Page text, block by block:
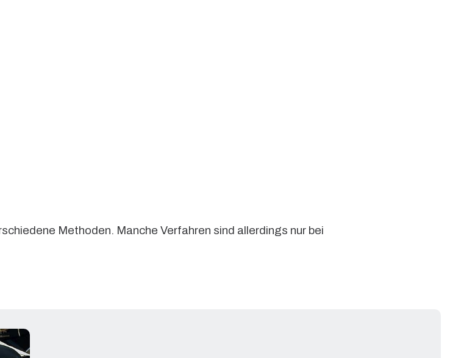
Methoden. Manche Verfahren sind allerdings nur bei